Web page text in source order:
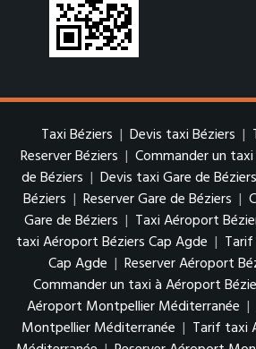
Taxi Béziers | Devis taxi Béziers |
Reserver Béziers | Commander un
de Béziers | Devis taxi Gare de Béziers
Béziers | Reserver Gare de Béziers |
Gare de Béziers | Taxi Aéroport
taxi Aéroport Béziers Cap Agde |
Cap Agde | Reserver Aéroport
Commander un taxi à Aéroport
Aéroport Montpellier Méditerranée |
Montpellier Méditerranée | Tarif taxi